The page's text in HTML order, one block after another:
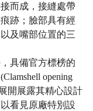
而成，接縫處帶
跡；臉部具有經
及嘴部位置的三
具備官方標榜的
opening
開展露其精心設計
看見原廠特別設